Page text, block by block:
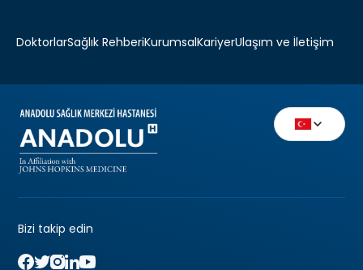
DoktorlarSağlık RehberiKurumsalKariyerUlaşım ve İletişim
Bizi takip edin